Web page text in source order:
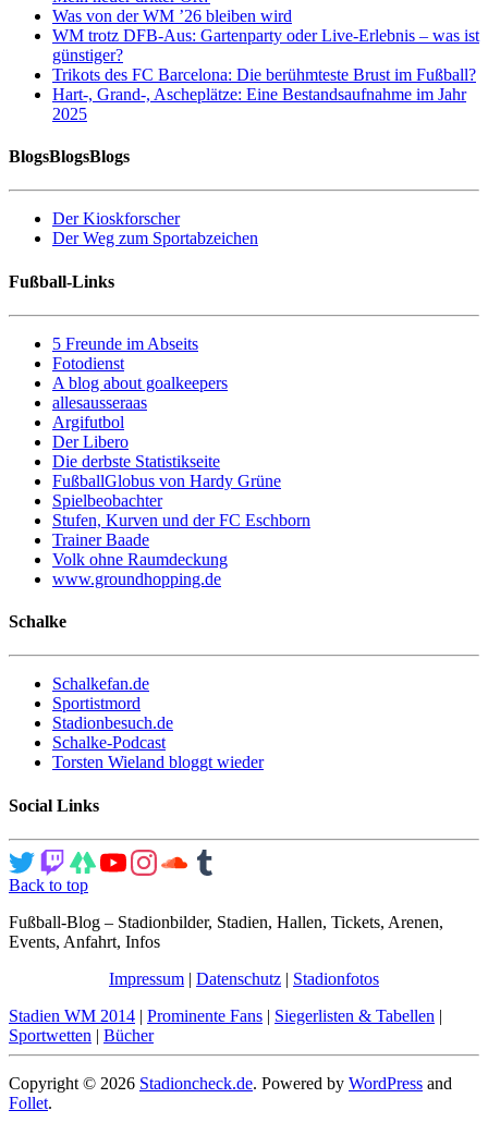
Was von der WM ’26 bleiben wird
WM trotz DFB-Aus: Gartenparty oder Live-Erlebnis – was ist
günstiger?
Trikots des FC Barcelona: Die berühmteste Brust im Fußball?
Hart-, Grand-, Ascheplätze: Eine Bestandsaufnahme im Jahr
2025
BlogsBlogsBlogs
Der Kioskforscher
Der Weg zum Sportabzeichen
Fußball-Links
5 Freunde im Abseits
Fotodienst
A blog about goalkeepers
allesausseraas
Argifutbol
Der Libero
Die derbste Statistikseite
FußballGlobus von Hardy Grüne
Spielbeobachter
Stufen, Kurven und der FC Eschborn
Trainer Baade
Volk ohne Raumdeckung
www.groundhopping.de
Schalke
Schalkefan.de
Sportistmord
Stadionbesuch.de
Schalke-Podcast
Torsten Wieland bloggt wieder
Social Links
Back to top
Fußball-Blog – Stadionbilder, Stadien, Hallen, Tickets, Arenen,
Events, Anfahrt, Infos
Impressum | Datenschutz | Stadionfotos
Stadien WM 2014 | Prominente Fans | Siegerlisten & Tabellen |
Sportwetten | Bücher
Copyright © 2026 Stadioncheck.de. Powered by WordPress and
Follet.